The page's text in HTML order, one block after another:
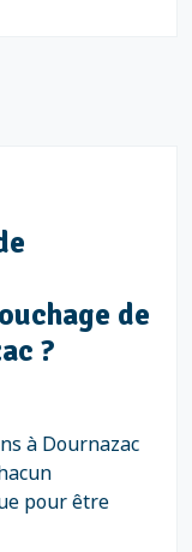
de
?
à Dournazac
pour être